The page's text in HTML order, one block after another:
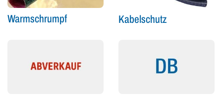
Warmschrumpf Kabelschutz